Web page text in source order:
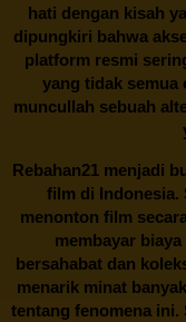
hati dengan kisah
dipungkiri bahwa
platform resmi
yang tidak semua
muncullah sebuah
Rebahan21menjadi
film di Indonesia.
menonton film
membayar
bersahabat dan
menarik minat
tentang fenomena ini.